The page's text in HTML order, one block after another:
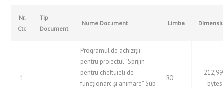
Nr.
Ctr.
Tip
Document
Nume Document Limba
1
Programul de achiziții
pentru proiectul ”Sprijin
pentru cheltuieli de
funcționare și animare” Sub
RO
bytes